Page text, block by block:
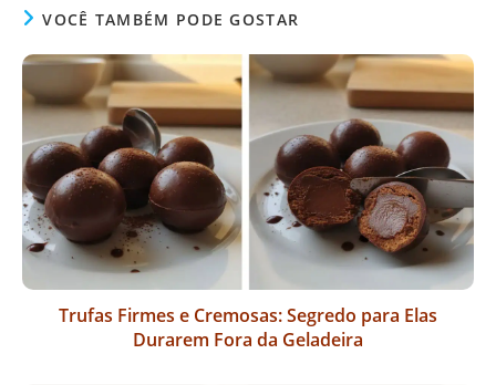
VOCÊ TAMBÉM PODE GOSTAR
Trufas Firmes e Cremosas: Segredo para Elas
Durarem Fora da Geladeira